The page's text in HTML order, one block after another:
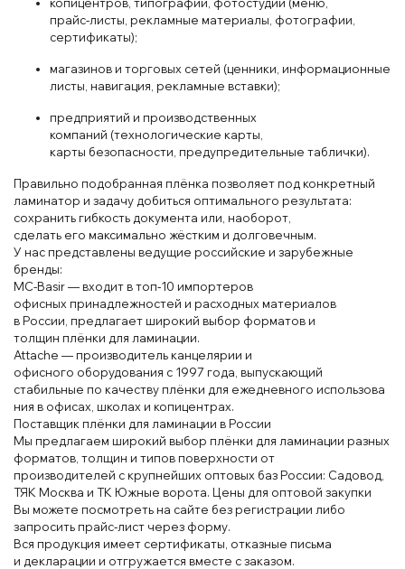
прайс‑листы, рекламные материалы, фотографии
сертификаты);
магазинов и торговых сетей (ценники , информационные
листы , навигация , рекламные вставки);
предприятий и производственных
компаний (технологические карты
карты безопасности , предупредительные таблички).
Правильно подобранная плёнка позволяет под конкретный
ламинатор и задачу добиться оптимального результата:
сохранить гибкость документа или , наоборот,
сделать его максимально жёстким и долговечным.
У нас представлены ведущие российские и зарубежные
бренды:
MC-Basir — входит втоп‑10 импортеров
офисных принадлежностей и расходных материалов
в России , предлагает широкий выбор форматов и
толщин плёнки для ламинации.
Attache — производитель канцелярии и
офисного оборудования с 1997 года , выпускающий
стабильные по качеству плёнки для ежедневного использова
ния в офисах , школах и копицентрах.
Поставщик плёнки для ламинации в России
Мы предлагаем широкий выбор плёнки для ламинации разных
форматов , толщин и типов поверхности от
производителей с крупнейших оптовых баз России: Садовод,
ТЯК Москва и ТК Южные ворота. Цены для оптовой закупки
Вы можете посмотреть на сайте без регистрации либо
запросить прайс‑лист через форму.
Вся продукция имеет сертификаты, отказные письма
и декларации и отгружается вместе с заказом.